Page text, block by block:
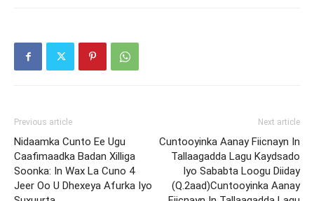
Previous article
Nidaamka Cunto Ee Ugu
Caafimaadka Badan Xilliga
Soonka: In Wax La Cuno 4
Jeer Oo U Dhexeya Afurka Iyo
Next article
Cuntooyinka Aanay Fiicnayn In
Tallaagadda Lagu Kaydsado
Iyo Sababta Loogu Diiday
(Q.2aad)Cuntooyinka Aanay